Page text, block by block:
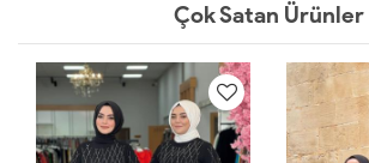
Çok Satan Ürünler